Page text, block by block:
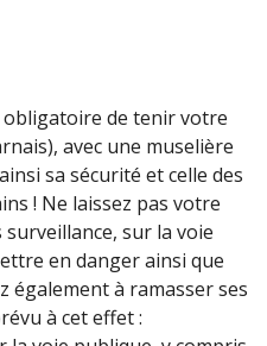
obligatoire de tenir votre
avec une muselière
sa sécurité et celle des
! Ne laissez pas votre
sur la voie
en danger ainsi que
également à ramasser ses
à cet effet :